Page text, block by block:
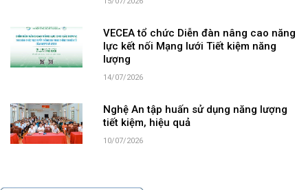
VECEA tổ chức Diễn đàn nâng cao năng
lực kết nối Mạng lưới Tiết kiệm năng
lượng
14/07/2026
Nghệ An tập huấn sử dụng năng lượng
tiết kiệm, hiệu quả
10/07/2026